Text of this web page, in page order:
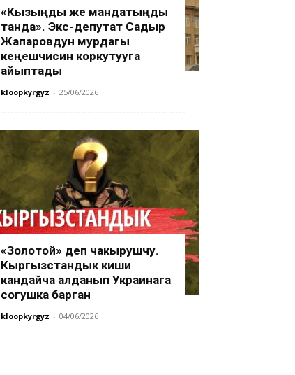
«Кызыңды же мандатыңды
танда». Экс-депутат Садыр
Жапаровдун мурдагы
кеңешчисин коркутууга
айыптады
kloopkyrgyz - 25/06/2026
«Золотой» деп чакырушчу.
Кыргызстандык киши
кандайча алданып Украинага
согушка барган
kloopkyrgyz - 04/06/2026